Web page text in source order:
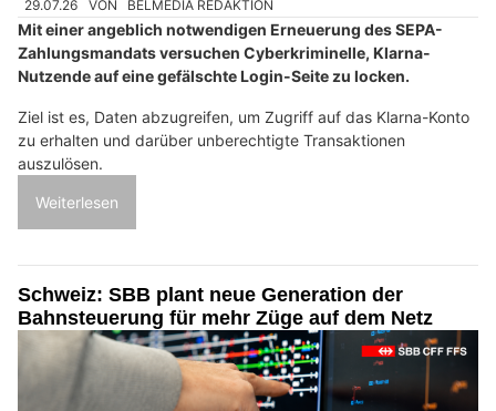
29.07.26 VON BELMEDIA REDAKTION
Mit einer angeblich notwendigen Erneuerung des SEPA-
Zahlungsmandats versuchen Cyberkriminelle, Klarna-
Nutzende auf eine gefälschte Login-Seite zu locken.
Ziel ist es, Daten abzugreifen, um Zugriff auf das Klarna-Konto
zu erhalten und darüber unberechtigte Transaktionen
auszulösen.
Weiterlesen
Schweiz: SBB plant neue Generation der
Bahnsteuerung für mehr Züge auf dem Netz